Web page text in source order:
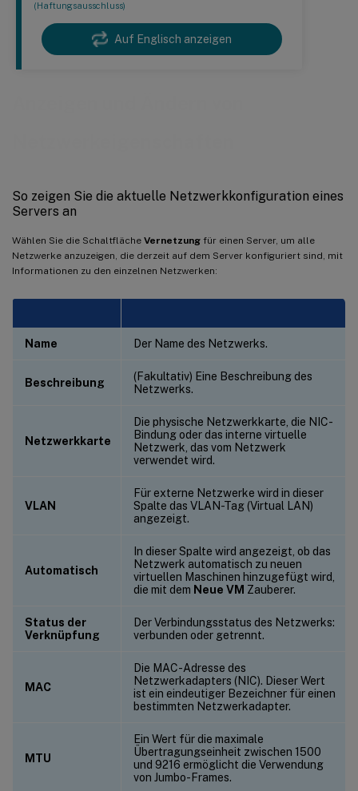
(Haftungsausschluss)
Auf Englisch anzeigen
So zeigen Sie die aktuelle Netzwerkkonfiguration eines
Servers an
Wählen Sie die Schaltfläche Vernetzung für einen Server, um alle
Netzwerke anzuzeigen, die derzeit auf dem Server konfiguriert sind, mit
Informationen zu den einzelnen Netzwerken:
Name Der Name des Netzwerks.
Beschreibung
(Fakultativ) Eine Beschreibung des
Netzwerks.
Netzwerkkarte
Die physische Netzwerkkarte, die NIC-
Bindung oder das interne virtuelle
Netzwerk, das vom Netzwerk
verwendet wird.
VLAN
Für externe Netzwerke wird in dieser
Spalte das VLAN-Tag (Virtual LAN)
angezeigt.
Automatisch
In dieser Spalte wird angezeigt, ob das
Netzwerk automatisch zu neuen
virtuellen Maschinen hinzugefügt wird,
die mit dem Neue VM Zauberer.
Status der
Verknüpfung
Der Verbindungsstatus des Netzwerks:
verbunden oder getrennt.
MAC
Die MAC-Adresse des
Netzwerkadapters (NIC). Dieser Wert
ist ein eindeutiger Bezeichner für einen
bestimmten Netzwerkadapter.
MTU
Ein Wert für die maximale
Übertragungseinheit zwischen 1500
und 9216 ermöglicht die Verwendung
von Jumbo-Frames.